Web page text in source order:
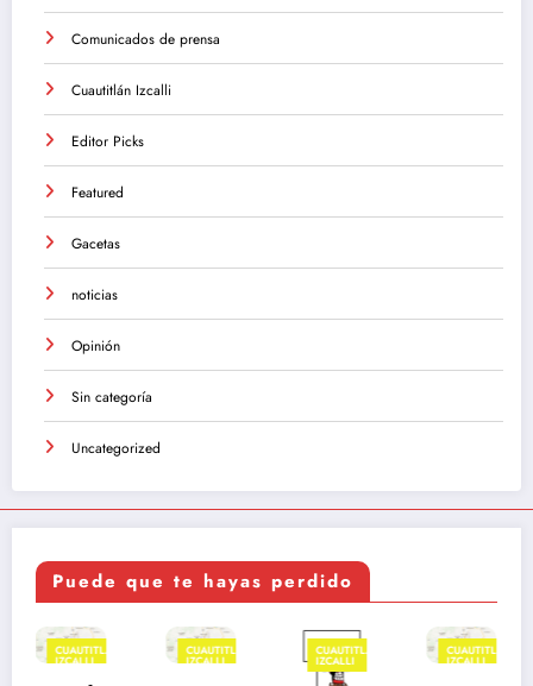
Comunicados de prensa
Cuautitlán Izcalli
Editor Picks
Featured
Gacetas
noticias
Opinión
Sin categoría
Uncategorized
Puede que te hayas perdido
CUAUTITLÁN
IZCALLI
CUAUTITLÁN
IZCALLI
CUAUTITLÁN
IZCALLI
IZCALLI